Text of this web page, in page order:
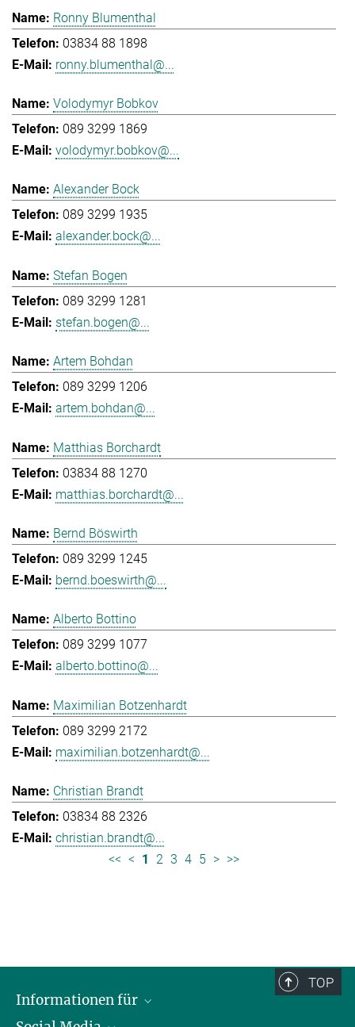
Ronny Blumenthal
03834 88 1898
ronny.blumenthal@...
Volodymyr Bobkov
089 3299 1869
volodymyr.bobkov@...
Alexander Bock
089 3299 1935
alexander.bock@...
Stefan Bogen
089 3299 1281
stefan.bogen@...
Artem Bohdan
089 3299 1206
artem.bohdan@...
Matthias Borchardt
03834 88 1270
matthias.borchardt@...
Bernd Böswirth
089 3299 1245
bernd.boeswirth@...
Alberto Bottino
089 3299 1077
alberto.bottino@...
Maximilian Botzenhardt
089 3299 2172
maximilian.botzenhardt@...
Christian Brandt
03834 88 2326
christian.brandt@...
<< < 1 2 3 4 5 > >>
TOP
Informationen für